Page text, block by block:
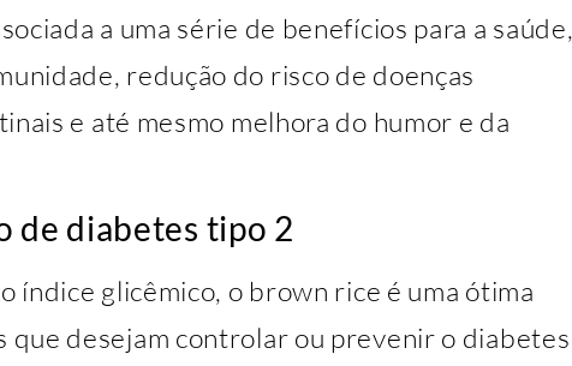
a uma série de benefícios para a saúde,
redução do risco de doenças
e até mesmo melhora do humor e da
de diabetes tipo 2
índice glicêmico, o brown rice é uma ótima
que desejam controlar ou prevenir o diabetes